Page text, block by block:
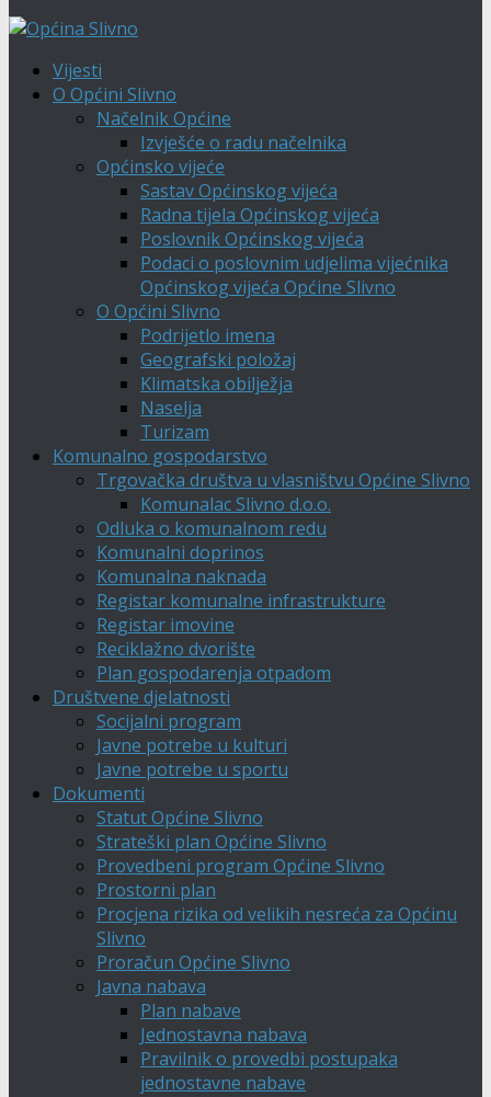
Vijesti
O Općini Slivno
Načelnik Općine
Izvješće o radu načelnika
Općinsko vijeće
Sastav Općinskog vijeća
Radna tijela Općinskog vijeća
Poslovnik Općinskog vijeća
Podaci o poslovnim udjelima vijećnika
Općinskog vijeća Općine Slivno
O Općini Slivno
Podrijetlo imena
Geografski položaj
Klimatska obilježja
Naselja
Turizam
Komunalno gospodarstvo
Trgovačka društva u vlasništvu Općine Slivno
Komunalac Slivno d.o.o.
Odluka o komunalnom redu
Komunalni doprinos
Komunalna naknada
Registar komunalne infrastrukture
Registar imovine
Reciklažno dvorište
Plan gospodarenja otpadom
Društvene djelatnosti
Socijalni program
Javne potrebe u kulturi
Javne potrebe u sportu
Dokumenti
Statut Općine Slivno
Strateški plan Općine Slivno
Provedbeni program Općine Slivno
Prostorni plan
Procjena rizika od velikih nesreća za Općinu
Slivno
Proračun Općine Slivno
Javna nabava
Plan nabave
Jednostavna nabava
Pravilnik o provedbi postupaka
jednostavne nabave